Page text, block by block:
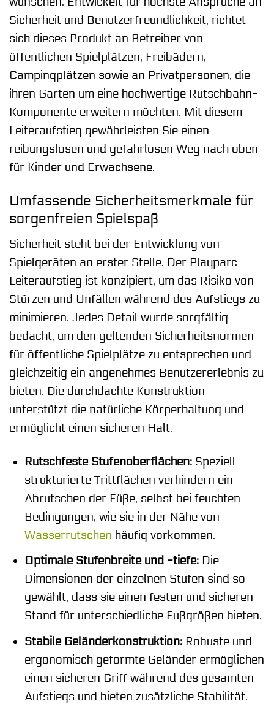
Sicherheit und Benutzerfreundlichkeit, richtet
sich dieses Produkt an Betreiber von
öffentlichen Spielplätzen, Freibädern,
Campingplätzen sowie an Privatpersonen, die
ihren Garten um eine hochwertige Rutschbahn-
Komponente erweitern möchten. Mit diesem
Leiteraufstieg gewährleisten Sie einen
reibungslosen und gefahrlosen Weg nach oben
für Kinder und Erwachsene.
Umfassende Sicherheitsmerkmale für
sorgenfreien Spielspaß
Sicherheit steht bei der Entwicklung von
Spielgeräten an erster Stelle. Der Playparc
Leiteraufstieg ist konzipiert, um das Risiko von
Stürzen und Unfällen während des Aufstiegs zu
minimieren. Jedes Detail wurde sorgfältig
bedacht, um den geltenden Sicherheitsnormen
für öffentliche Spielplätze zu entsprechen und
gleichzeitig ein angenehmes Benutzererlebnis zu
bieten. Die durchdachte Konstruktion
unterstützt die natürliche Körperhaltung und
ermöglicht einen sicheren Halt.
Rutschfeste Stufenoberflächen:Speziell
strukturierte Trittflächen verhindern ein
Abrutschen der Füße, selbst bei feuchten
Bedingungen, wie sie in der Nähe von
Wasserrutschen häufig vorkommen.
Optimale Stufenbreite und -tiefe:Die
Dimensionen der einzelnen Stufen sind so
gewählt, dass sie einen festen und sicheren
Stand für unterschiedliche Fußgrößen bieten.
Stabile Geländerkonstruktion:Robuste und
ergonomisch geformte Geländer ermöglichen
einen sicheren Griff während des gesamten
Aufstiegs und bieten zusätzliche Stabilität.